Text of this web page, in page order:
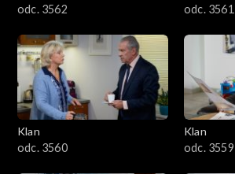
odc. 3562
odc. 3561
Klan
odc. 3560
Klan
odc. 3559